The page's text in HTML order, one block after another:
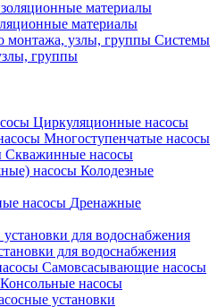
материалы
Системы
группы
Циркуляционные насосы
Многоступенчатые насосы
Скважинные насосы
Колодезные
Дренажные
для водоснабжения
Самовсасывающие насосы
Консольные насосы